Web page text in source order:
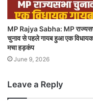
MP Rajya Sabha: MP
चुनाव से पहले गायब हुआ एक
मचा हड़कंप
June 9, 2026
Leave a Reply